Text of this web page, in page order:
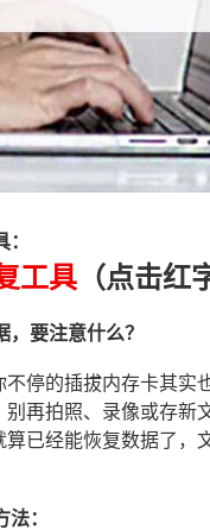
工具 （点击红
要注意什么？
停的插拔内存卡其
再拍照、录像或存
已经能恢复数据了
：